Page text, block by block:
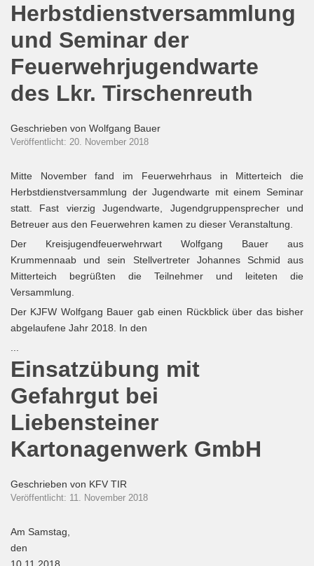
Herbstdienstversammlung
und Seminar der
Feuerwehrjugendwarte
des Lkr. Tirschenreuth
Geschrieben von Wolfgang Bauer
Veröffentlicht: 20. November 2018
Mitte November fand im Feuerwehrhaus in Mitterteich die
Herbstdienstversammlung der Jugendwarte mit einem Seminar
statt. Fast vierzig Jugendwarte, Jugendgruppensprecher und
Betreuer aus den Feuerwehren kamen zu dieser Veranstaltung.
Der Kreisjugendfeuerwehrwart Wolfgang Bauer aus
Krummennaab und sein Stellvertreter Johannes Schmid aus
Mitterteich begrüßten die Teilnehmer und leiteten die
Versammlung.
Der KJFW Wolfgang Bauer gab einen Rückblick über das bisher
abgelaufene Jahr 2018. In den
Einsatzübung mit
Gefahrgut bei
Liebensteiner
Kartonagenwerk GmbH
Geschrieben von KFV TIR
Veröffentlicht: 11. November 2018
Am Samstag,
den